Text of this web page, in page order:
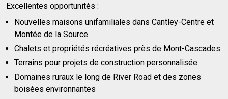
Excellentes opportunités :
Nouvelles maisons unifamiliales dans Cantley-Centre et
Montée de la Source
Chalets et propriétés récréatives près de Mont-Cascades
Terrains pour projets de construction personnalisée
Domaines ruraux le long de River Road et des zones
boisées environnantes